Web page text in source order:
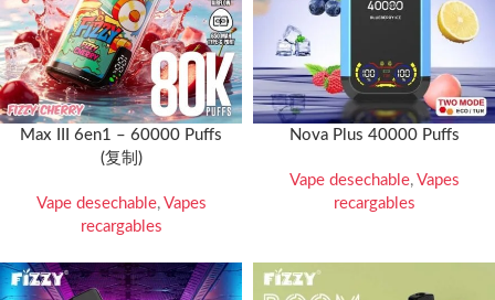
Max III 6en1 – 60000 Puffs
(复制)
Vape desechable, Vapes
recargables
Nova Plus 40000 Puffs
Vape desechable, Vapes
recargables